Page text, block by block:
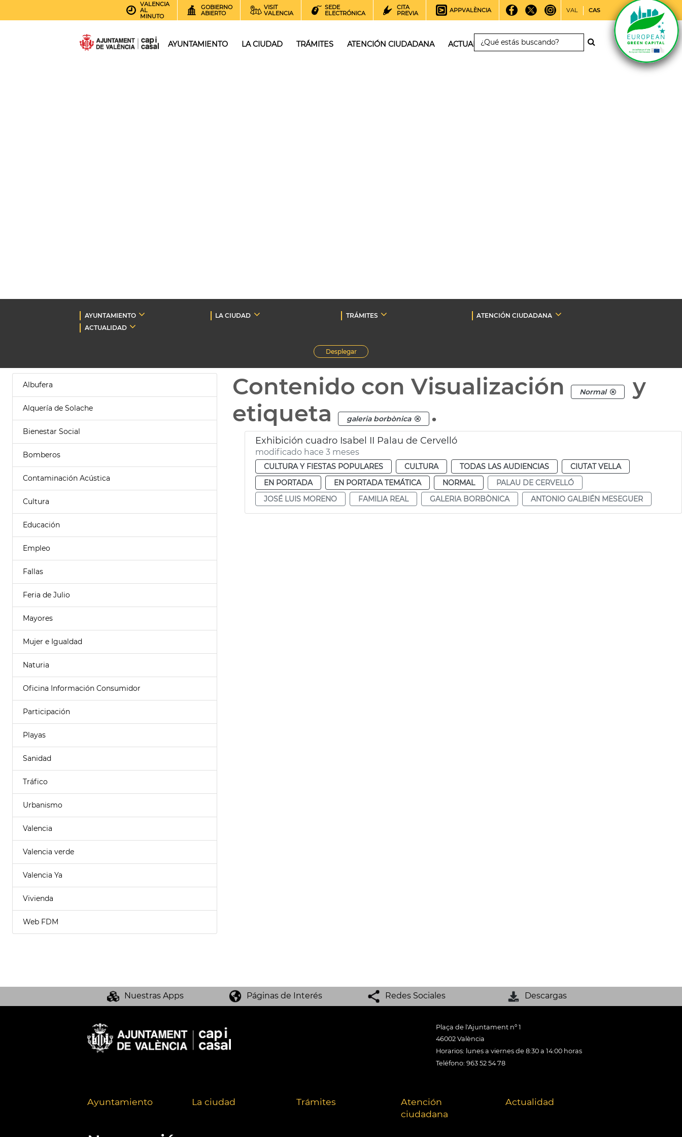
VALENCIA
AL
MINUTO
GOBIERNO
ABIERTO
VISIT
VALENCIA
SEDE
ELECTRÓNICA
CITA
PREVIA
APPVALÈNCIA VAL CAS
AYUNTAMIENTO LA CIUDAD TRÁMITES ATENCIÓN CIUDADANA ACTUALIDAD
AYUNTAMIENTO LA CIUDAD TRÁMITES
ATENCIÓN CIUDADANA
ACTUALIDAD
Desplegar
Albufera
Alquería de Solache
Bienestar Social
Bomberos
Contaminación Acústica
Cultura
Educación
Empleo
Fallas
Feria de Julio
Mayores
Mujer e Igualdad
Naturia
Oficina Información Consumidor
Participación
Playas
Sanidad
Tráfico
Urbanismo
Valencia
Valencia verde
Valencia Ya
Vivienda
Web FDM
Contenido con Visualización Normal
y
etiqueta
galeria borbònica .
Exhibición cuadro Isabel II Palau de Cervelló
modificado hace 3 meses
CULTURA Y FIESTAS POPULARES CULTURA TODAS LAS AUDIENCIAS
CIUTAT VELLA
EN PORTADA
EN PORTADA TEMÁTICA NORMAL
PALAU DE CERVELLÓ
JOSÉ LUIS MORENO
FAMILIA REAL GALERIA BORBÒNICA ANTONIO GALBIÉN MESEGUER
Nuestras Apps Páginas de Interés Redes Sociales Descargas
Plaça de l'Ajuntament nº 1
46002 València
Horarios: lunes a viernes de 8:30 a 14:00 horas
Teléfono: 963 52 54 78
Ayuntamiento La ciudad Trámites
Atención
ciudadana
Actualidad